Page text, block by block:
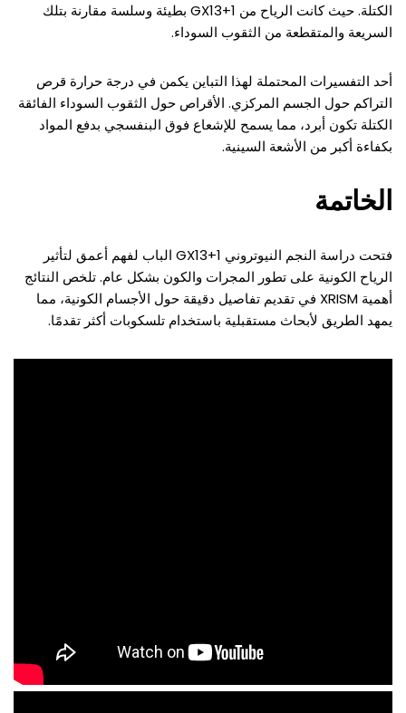
الكتلة. حيث كانت الرياح من GX13+1 بطيئة وسلسة مقارنة بتلك
السريعة والمتقطعة من الثقوب السوداء.
أحد التفسيرات المحتملة لهذا التباين يكمن في درجة حرارة قرص
التراكم حول الجسم المركزي. الأقراص حول الثقوب السوداء الفائقة
الكتلة تكون أبرد، مما يسمح للإشعاع فوق البنفسجي بدفع المواد
بكفاءة أكبر من الأشعة السينية.
الخاتمة
فتحت دراسة النجم النيوتروني GX13+1 الباب لفهم أعمق لتأثير
الرياح الكونية على تطور المجرات والكون بشكل عام. تلخص النتائج
أهمية XRISM في تقديم تفاصيل دقيقة حول الأجسام الكونية، مما
يمهد الطريق لأبحاث مستقبلية باستخدام تلسكوبات أكثر تقدمًا.